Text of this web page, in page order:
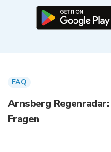
FAQ
Arnsberg
Fragen